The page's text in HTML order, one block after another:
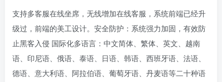
支持多客服在线坐席，无线增加在线客服，系统前端已经升
级过，前端的美工设计。安全防护：系统强力加固，有效防
止黑客入侵 国际化多语言：中文简体、繁体、英文、越南
语、印尼语、俄语、泰语、日语、韩语、西班牙语、法语、
德语、意大利语、阿拉伯语、葡萄牙语、丹麦语等二十种语